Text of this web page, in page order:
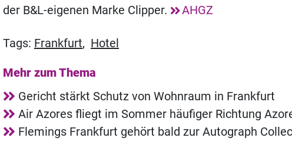
der B&L-eigenen Marke Clipper.
AHGZ
Tags: Frankfurt, Hotel
Mehr zum Thema
Gericht stärkt Schutz von Wohnraum in Frankfurt
Air Azores fliegt im Sommer häufiger Richtung
Flemings Frankfurt gehört bald zur Autograph